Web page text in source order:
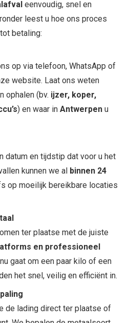
eenvoudig, snel en
leest u hoe ons proces
betaling:
op via telefoon, WhatsApp of
website. Laat ons weten
ophalen (bv. ijzer, koper,
) en waar in Antwerpen u
datum en tijdstip dat voor u het
kunnen we al binnen 24
op moeilijk bereikbare locaties
ter plaatse met de juiste
en professioneel
gaat om een paar kilo of een
het snel, veilig en efficiënt in.
de lading direct ter plaatse of